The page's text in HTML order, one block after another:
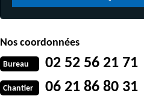
Nos coordonnées
Bureau 02 52 56 21 71
Chantier 06 21 86 80 31